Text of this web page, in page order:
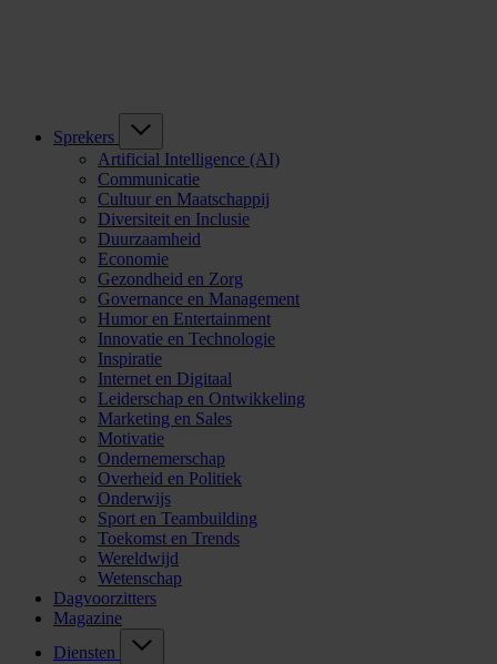
Sprekers
Artificial Intelligence (AI)
Communicatie
Cultuur en Maatschappij
Diversiteit en Inclusie
Duurzaamheid
Economie
Gezondheid en Zorg
Governance en Management
Humor en Entertainment
Innovatie en Technologie
Inspiratie
Internet en Digitaal
Leiderschap en Ontwikkeling
Marketing en Sales
Motivatie
Ondernemerschap
Overheid en Politiek
Onderwijs
Sport en Teambuilding
Toekomst en Trends
Wereldwijd
Wetenschap
Dagvoorzitters
Magazine
Diensten